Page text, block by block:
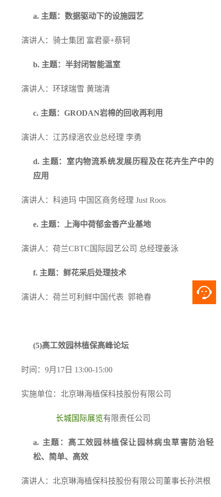
a. 主题：数据驱动下的设施园艺
演讲人：骑士集团 富君豪+蔡轲
b. 主题：半封闭智能温室
演讲人：环球瑞雪 黄瑞清
c. 主题：GRODAN岩棉的回收再利用
演讲人：江苏绿浥农业总经理 李勇
d. 主题：室内物流系统发展历程及在花卉生产中的
应用
演讲人：科迪玛 中国区商务经理 Just Roos
e. 主题：上海中荷郁金香产业基地
演讲人：荷兰CBTC国际园艺公司 总经理姜泳
f. 主题：鲜花采后处理技术
演讲人：荷兰可利鲜中国代表 郭艳春
(5)高工效园林植保高峰论坛
时间：9月17日 13:00-15:00
实施单位：北京琳海植保科技股份有限公司
长城国际展览有限责任公司
a. 主题：高工效园林植保让园林病虫草害防治轻
松、简单、高效
演讲人：北京琳海植保科技股份有限公司董事长孙洪根